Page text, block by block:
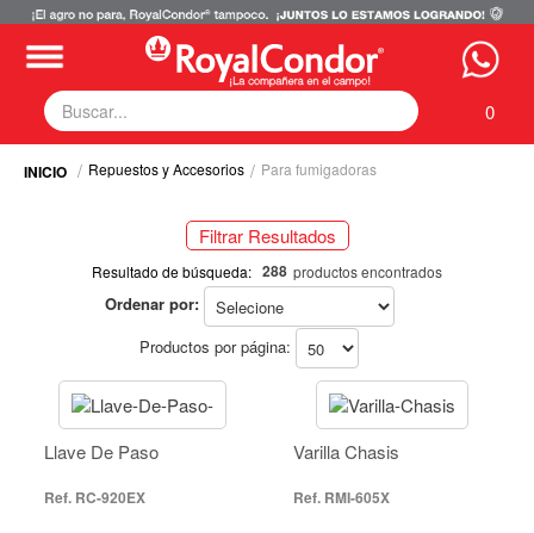
0
Fumigadoras
Respuestos y Accesorios
Tecnología de Aplicación
Zona Pecuaria
Repuestos y Accesorios Para fumigadoras
Selecciona tus filtros
RoyalCondor® (288)
REPUESTOS Y ACCESORIOS
Para Fumigadoras (288)
Marca
RoyalCondor® (288)
Filtrar Resultados
Resultado de búsqueda: 288 productos encontrados
Ordenar por:
Productos por página:
Llave De Paso
RC-920EX
Varilla Chasis
RMI-605X